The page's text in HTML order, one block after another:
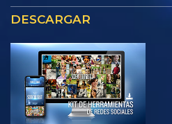
DESCARGAR